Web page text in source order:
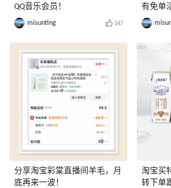
QQ音乐会员！
misunting 147
分享淘宝彩棠直播间羊毛，月
底再来一波！
有免单
淘宝买
转下单